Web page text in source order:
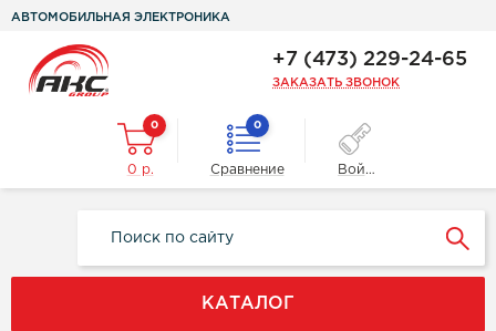
АВТОМОБИЛЬНАЯ ЭЛЕКТРОНИКА
+7 (473) 229-24-65
ЗАКАЗАТЬ ЗВОНОК
0
0 р.
0
Сравнение Войти
КАТАЛОГ